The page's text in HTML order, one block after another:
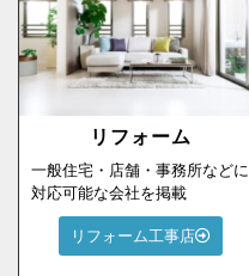
リフォーム
一般住宅・店舗・事務所などに
対応可能な会社を掲載
リフォーム工事店